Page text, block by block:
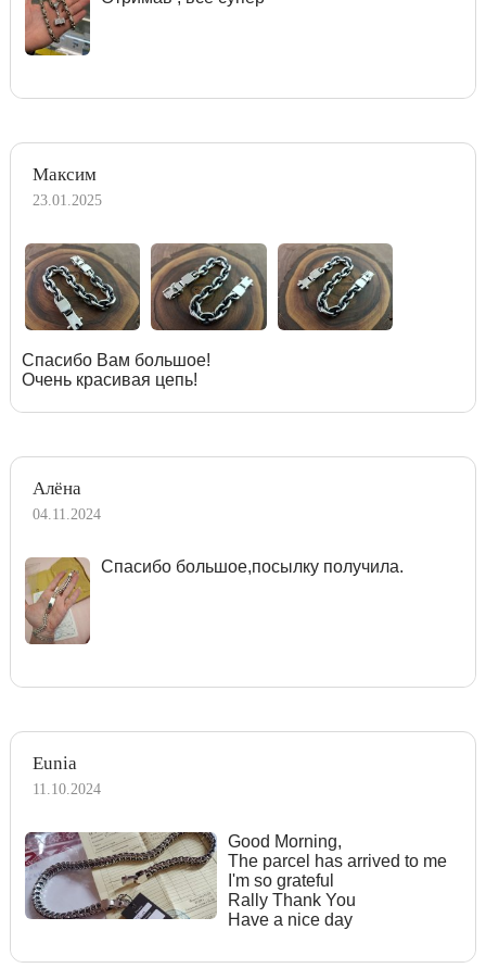
Максим
23.01.2025
Спасибо Вам большое!
Очень красивая цепь!
Алёна
04.11.2024
Спасибо большое,посылку получила.
Eunia
11.10.2024
Good Morning,
The parcel has arrived to me
I'm so grateful
Rally Thank You
Have a nice day